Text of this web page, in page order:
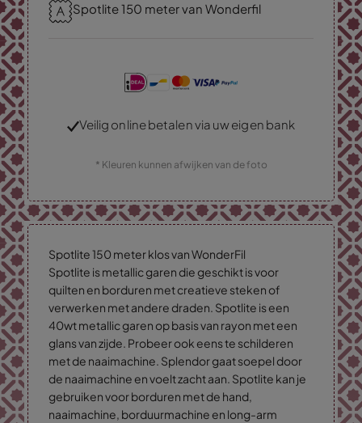
Spotlite 150 meter van Wonderfil
Veilig online betalen via uw eigen bank
* Kleuren kunnen afwijken van de foto
Spotlite 150 meter klos van WonderFil
Spotlite is metallic garen die geschikt is voor
quilten en borduren met creatieve steken of
verwerken met andere draden. Spotlite is een
40wt metallic garen op basis van rayon met een
glans van zijde. Probeer ook eens te schilderen
met de naaimachine. Splendor gaat soepel door
de naaimachine en voelt zacht aan. Spotlite kan je
gebruiken voor borduren met de hand,
naaimachine, borduurmachine en long-arm